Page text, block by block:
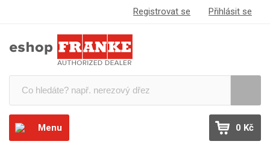
Registrovat se Přihlásit se
Menu 0 Kč